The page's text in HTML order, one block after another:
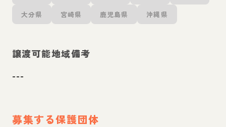
大分県 宮崎県 鹿児島県 沖縄県
譲渡可能地域備考
---
募集する保護団体